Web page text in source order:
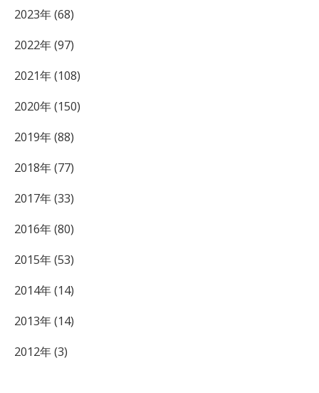
2023年 (68)
2022年 (97)
2021年 (108)
2020年 (150)
2019年 (88)
2018年 (77)
2017年 (33)
2016年 (80)
2015年 (53)
2014年 (14)
2013年 (14)
2012年 (3)